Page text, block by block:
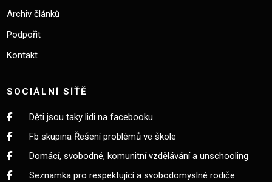
Archiv článků
Podpořit
Kontakt
SOCIÁLNÍ SÍŤĚ
Děti jsou taky lidi na facebooku
Fb skupina Řešení problémů ve škole
Domácí, svobodné, komunitní vzdělávání a unschooling
Seznamka pro respektující a svobodomyslné rodiče